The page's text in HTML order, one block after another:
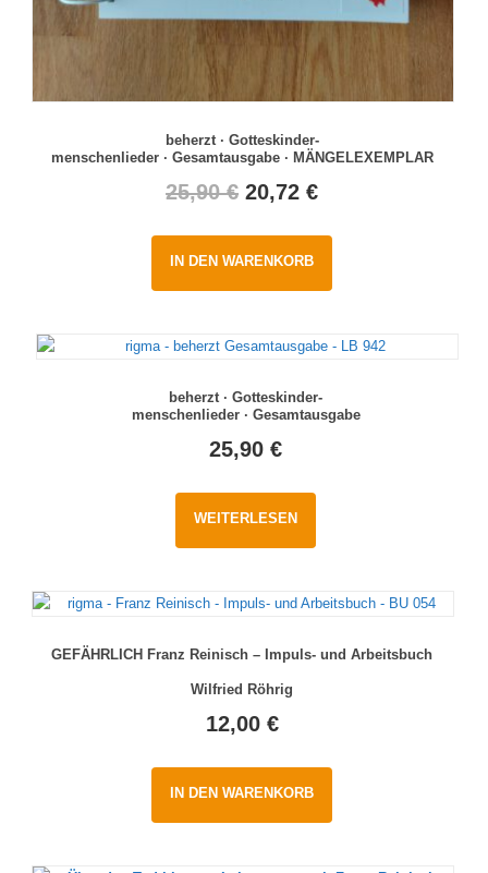
beherzt · Gotteskinder-
menschenlieder · Gesamtausgabe · MÄNGELEXEMPLAR
25,90€ Original
was:
20,72€Current
IN DEN WARENKORB
beherzt · Gotteskinder-
menschenlieder · Gesamtausgabe
25,90€
WEITERLESEN
GEFÄHRLICH Franz Reinisch – Impuls- und Arbeitsbuch
Wilfried Röhrig
12,00 €
IN DEN WARENKORB